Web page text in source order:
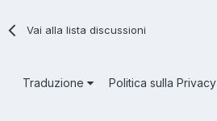
Vai alla lista discussioni
Traduzione Politica sulla Privacy